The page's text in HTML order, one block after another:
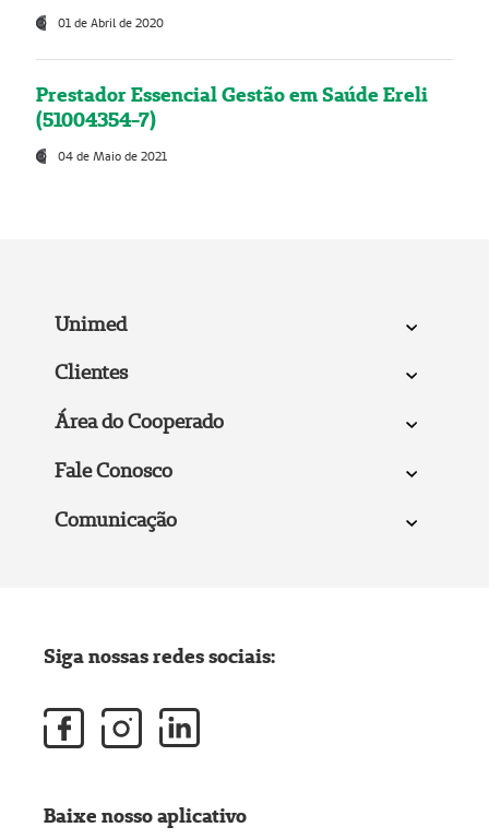
01 de Abril de 2020
Prestador Essencial Gestão em Saúde Ereli
(51004354-7)
04 de Maio de 2021
Unimed
Clientes
Área do Cooperado
Fale Conosco
Comunicação
Siga nossas redes sociais:
Baixe nosso aplicativo